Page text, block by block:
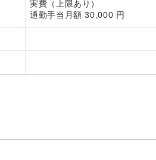
実費（上限あり）
通勤手当月額 30,000 円